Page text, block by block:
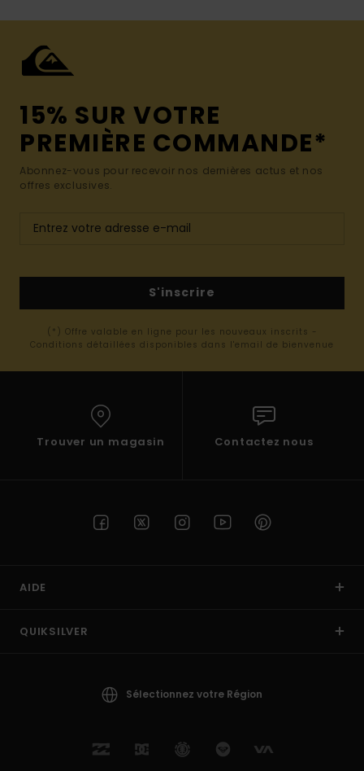
15% SUR VOTRE
PREMIÈRE COMMANDE*
Abonnez-vous pour recevoir nos dernières actus et nos
offres exclusives.
S'inscrire
(*) Offre valable en ligne pour les nouveaux inscrits -
Conditions détaillées disponibles dans l'email de bienvenue
Trouver un magasin Contactez nous
AIDE
QUIKSILVER
Sélectionnez votre Région